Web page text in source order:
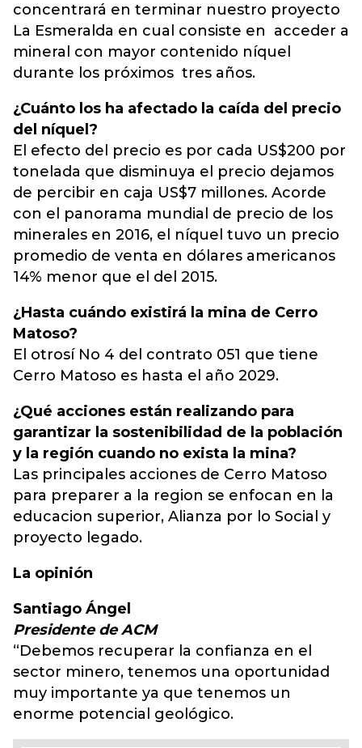
concentrará en terminar nuestro proyecto
La Esmeralda en cual consiste en acceder a
mineral con mayor contenido níquel
durante los próximos tres años.
¿Cuánto los ha afectado la caída del precio
del níquel?
El efecto del precio es por cada US$200 por
tonelada que disminuya el precio dejamos
de percibir en caja US$7 millones. Acorde
con el panorama mundial de precio de los
minerales en 2016, el níquel tuvo un precio
promedio de venta en dólares americanos
14% menor que el del 2015.
¿Hasta cuándo existirá la mina de Cerro
Matoso?
El otrosí No 4 del contrato 051 que tiene
Cerro Matoso es hasta el año 2029.
¿Qué acciones están realizando para
garantizar la sostenibilidad de la población
y la región cuando no exista la mina?
Las principales acciones de Cerro Matoso
para preparer a la region se enfocan en la
educacion superior, Alianza por lo Social y
proyecto legado.
La opinión
Santiago Ángel
Presidente de ACM
“Debemos recuperar la confianza en el
sector minero, tenemos una oportunidad
muy importante ya que tenemos un
enorme potencial geológico.